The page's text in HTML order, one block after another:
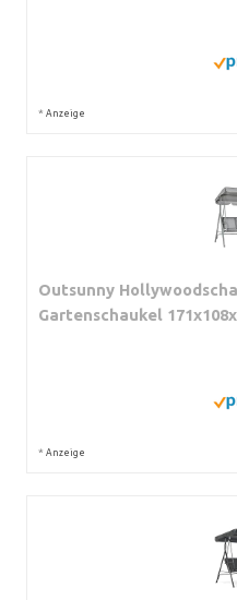
* Anzeige
Outsunny
Gartenschaukel
* Anzeige